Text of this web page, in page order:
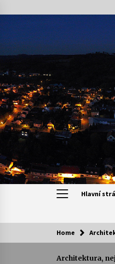
to
content
Hlavní
Kam za
Home
Architektura,